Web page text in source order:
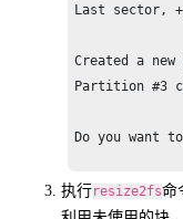
Last sector,
Created a
Partition #3
Do you want
Command (m
执行resize2fs命